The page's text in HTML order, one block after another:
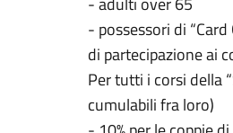
- possessori di
di partecipazione ai
Per tutti i corsi della
cumulabili fra loro)